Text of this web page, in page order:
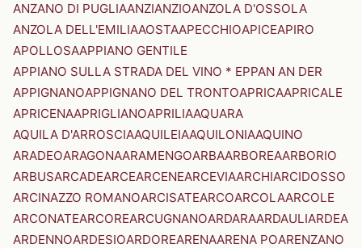
ANZANO DI PUGLIAANZIANZIOANZOLA D'OSSOLA
ANZOLA DELL'EMILIAAOSTAAPECCHIOAPICEAPIRO
APOLLOSAAPPIANO GENTILE
APPIANO SULLA STRADA DEL VINO * EPPAN AN DER
APPIGNANOAPPIGNANO DEL TRONTOAPRICAAPRICALE
APRICENAAPRIGLIANOAPRILIAAQUARA
AQUILA D'ARROSCIAAQUILEIAAQUILONIAAQUINO
ARADEOARAGONAARAMENGOARBAARBOREAARBORIO
ARBUSARCADEARCEARCENEARCEVIAARCHIARCIDOSSO
ARCINAZZO ROMANOARCISATEARCOARCOLAARCOLE
ARCONATEARCOREARCUGNANOARDARAARDAULIARDEA
ARDENNOARDESIOARDOREARENAARENA POARENZANO